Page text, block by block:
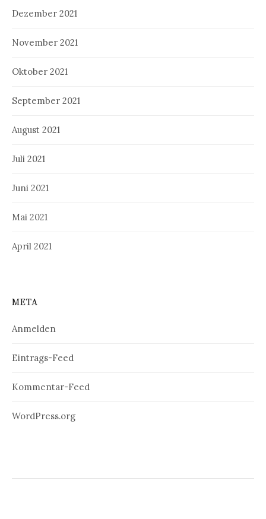
Dezember 2021
November 2021
Oktober 2021
September 2021
August 2021
Juli 2021
Juni 2021
Mai 2021
April 2021
META
Anmelden
Eintrags-Feed
Kommentar-Feed
WordPress.org